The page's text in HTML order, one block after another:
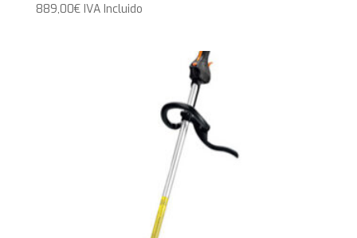
889,00€ IVA Incluido